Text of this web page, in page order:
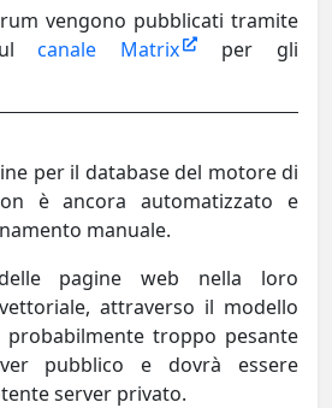
vengono pubblicati tramite
canale Matrix
per gli
per il database del motore di
è ancora automatizzato e
manuale.
pagine web nella loro
attraverso il modello
probabilmente troppo pesante
pubblico e dovrà essere
server privato.